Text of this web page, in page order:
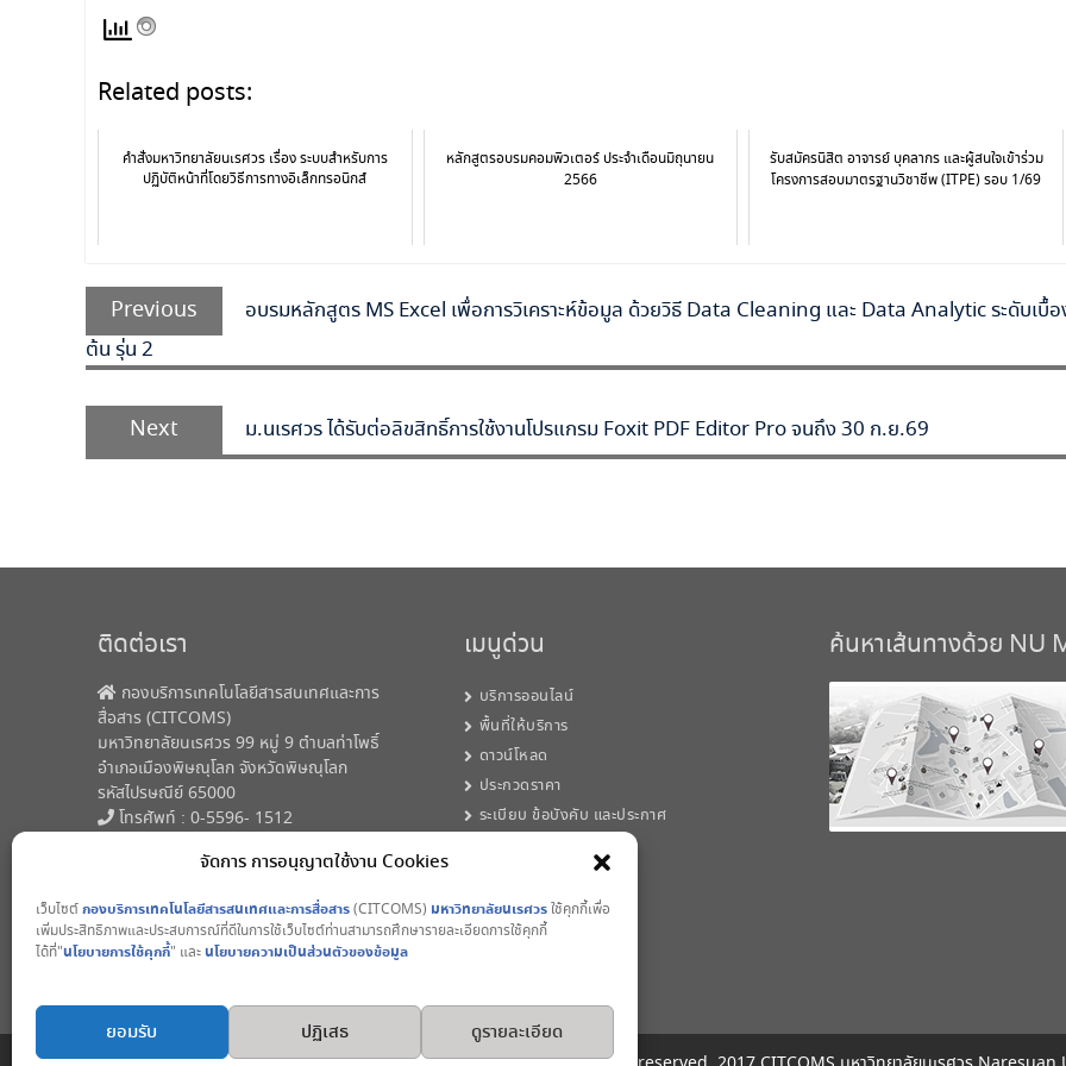
จัดการ การอนุญาตใช้งาน Cookies
เว็บไซต์กองบริการเทคโนโลยีสารสนเทศและการสื่อสาร(CITCOMS) มหาวิทยาลัยนเรศวรใช้คุกกี้เพื่อ
เพิ่มประสิทธิภาพและประสบการณ์ที่ดีในการใช้เว็บไซต์ท่านสามารถศึกษารายละเอียดการใช้คุกกี้
ได้ที่"นโยบายการใช้คุกกี้" และนโยบายความเป็นส่วนตัวของข้อมูล
ยอมรับ ปฏิเสธ ดูรายละเอียด
Related posts:
คำสั่งมหาวิทยาลัยนเรศวร เรื่อง ระบบสำหรับการ
ปฏิบัติหน้าที่โดยวิธีการทางอิเล็กทรอนิกส์
หลักสูตรอบรมคอมพิวเตอร์ ประจำเดือนมิถุนายน
2566
รับสมัครนิสิต อาจารย์ บุคลากร และผู้สนใจเข้าร่วม
โครงการสอบมาตรฐานวิชาชีพ (ITPE) รอบ 1/69
Previous
อบรมหลักสูตร MS Excel เพื่อการวิเคราะห์ข้อมูล ด้วยวิธี Data Cleaning และ Data Analytic ระดับเบื้
ต้น รุ่น 2
Next ม.นเรศวร ได้รับต่อลิขสิทธิ์การใช้งานโปรแกรม Foxit PDF Editor Pro จนถึง 30 ก.ย.69
ติดต่อเรา
กองบริการเทคโนโลยีสารสนเทศและการ
สื่อสาร (CITCOMS)
มหาวิทยาลัยนเรศวร 99 หมู่ 9 ตำบลท่าโพธิ์
อำเภอเมืองพิษณุโลก จังหวัดพิษณุโลก
รหัสไปรษณีย์ 65000
โทรศัพท์ : 0-5596- 1512
เมนูด่วน
บริการออนไลน์
พื้นที่ให้บริการ
ดาวน์โหลด
ประกวดราคา
ระเบียบ ข้อบังคับ และประกาศ
ค้นหาเส้นทางด้วย NU